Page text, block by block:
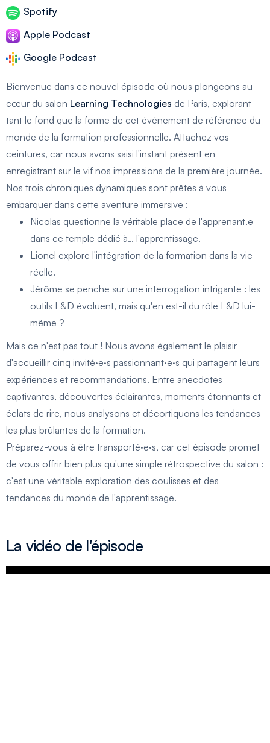
Spotify
Apple Podcast
Google Podcast
Bienvenue dans ce nouvel épisode où nous plongeons au
cœur du salon Learning Technologies de Paris, explorant
tant le fond que la forme de cet événement de référence du
monde de la formation professionnelle. Attachez vos
ceintures, car nous avons saisi l'instant présent en
enregistrant sur le vif nos impressions de la première journée.
Nos trois chroniques dynamiques sont prêtes à vous
embarquer dans cette aventure immersive :
Nicolas questionne la véritable place de l'apprenant.e
dans ce temple dédié à… l'apprentissage.
Lionel explore l'intégration de la formation dans la vie
réelle.
Jérôme se penche sur une interrogation intrigante : les
outils L&D évoluent, mais qu'en est-il du rôle L&D lui-
même ?
Mais ce n'est pas tout ! Nous avons également le plaisir
d'accueillir cinq invité·e·s passionnant·e·s qui partagent leurs
expériences et recommandations. Entre anecdotes
captivantes, découvertes éclairantes, moments étonnants et
éclats de rire, nous analysons et décortiquons les tendances
les plus brûlantes de la formation.
Préparez-vous à être transporté·e·s, car cet épisode promet
de vous offrir bien plus qu'une simple rétrospective du salon :
c'est une véritable exploration des coulisses et des
tendances du monde de l'apprentissage.
La vidéo de l'épisode